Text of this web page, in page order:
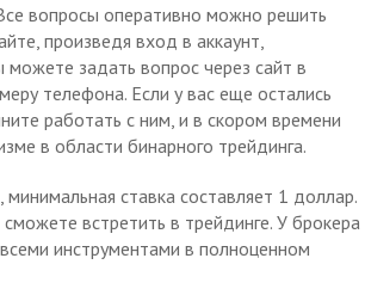
вопросы оперативно можно решить
произведя вход в аккаунт,
задать вопрос через сайт в
телефона. Если у вас еще остались
работать с ним, и в скором времени
в области бинарного трейдинга.
ставка составляет 1 доллар.
встретить в трейдинге. У брокера
инструментами в полноценном